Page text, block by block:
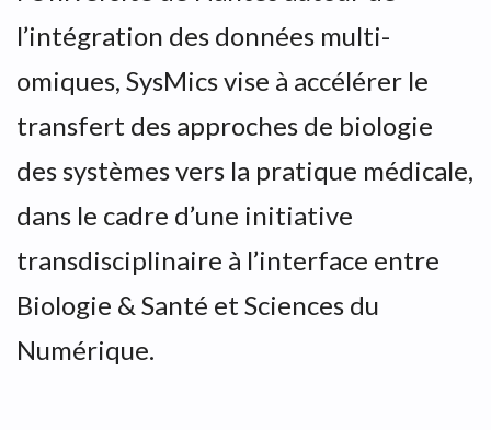
l’intégration des données multi-
omiques, SysMics vise à accélérer le
transfert des approches de biologie
des systèmes vers la pratique médicale,
dans le cadre d’une initiative
transdisciplinaire à l’interface entre
Biologie & Santé et Sciences du
Numérique.